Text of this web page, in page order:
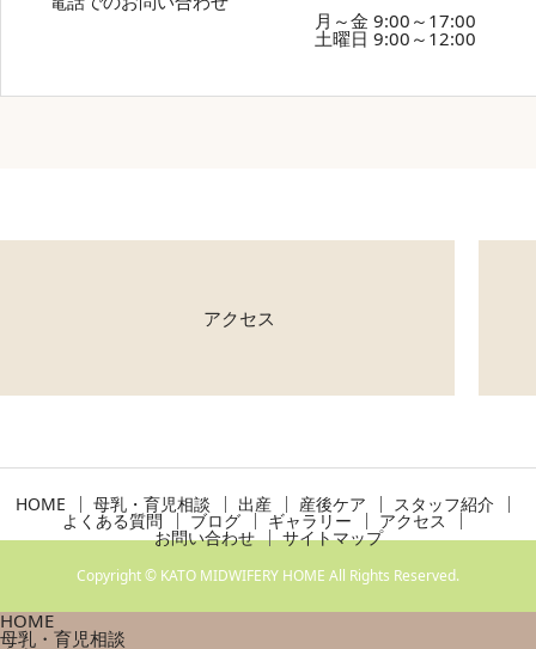
月～金 9:00～17:00
土曜日 9:00～12:00
アクセス
HOME 母乳・育児相談 出産 産後ケア スタッフ紹介
よくある質問 ブログ ギャラリー アクセス
お問い合わせ サイトマップ
Copyright © KATO MIDWIFERY HOME All Rights Reserved.
HOME
母乳・育児相談